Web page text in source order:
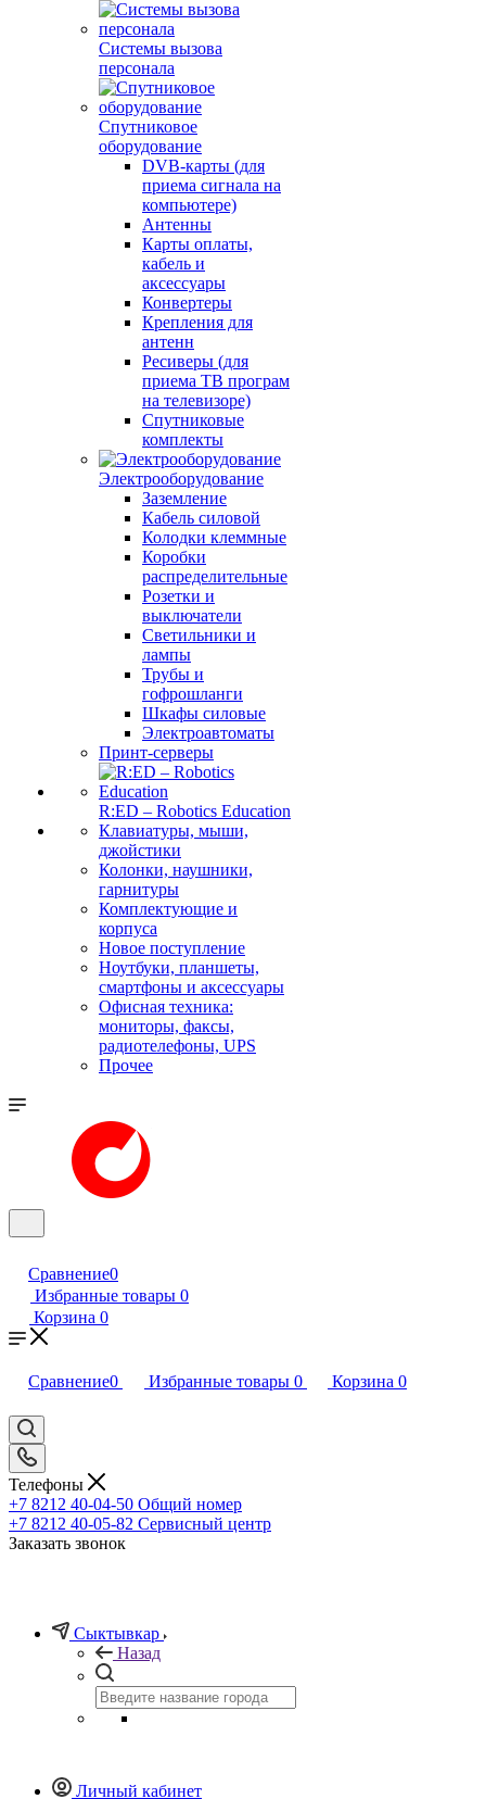
Системы вызова
персонала
Спутниковое
оборудование
DVB-карты (для
приема сигнала на
компьютере)
Антенны
Карты оплаты,
кабель и
аксессуары
Конвертеры
Крепления для
антенн
Ресиверы (для
приема ТВ програм
на телевизоре)
Спутниковые
комплекты
Электрооборудование
Заземление
Кабель силовой
Колодки клеммные
Коробки
распределительные
Розетки и
выключатели
Светильники и
лампы
Трубы и
гофрошланги
Шкафы силовые
Электроавтоматы
Принт-серверы
R:ED – Robotics Education
Клавиатуры, мыши,
джойстики
Колонки, наушники,
гарнитуры
Комплектующие и
корпуса
Новое поступление
Ноутбуки, планшеты,
смартфоны и аксессуары
Офисная техника:
мониторы, факсы,
радиотелефоны, UPS
Прочее
Сравнение0
Избранные товары 0
Корзина 0
Сравнение0 Избранные товары 0 Корзина 0
Телефоны
+7 8212 40-04-50 Общий номер
+7 8212 40-05-82 Сервисный центр
Заказать звонок
Сыктывкар
Назад
Личный кабинет